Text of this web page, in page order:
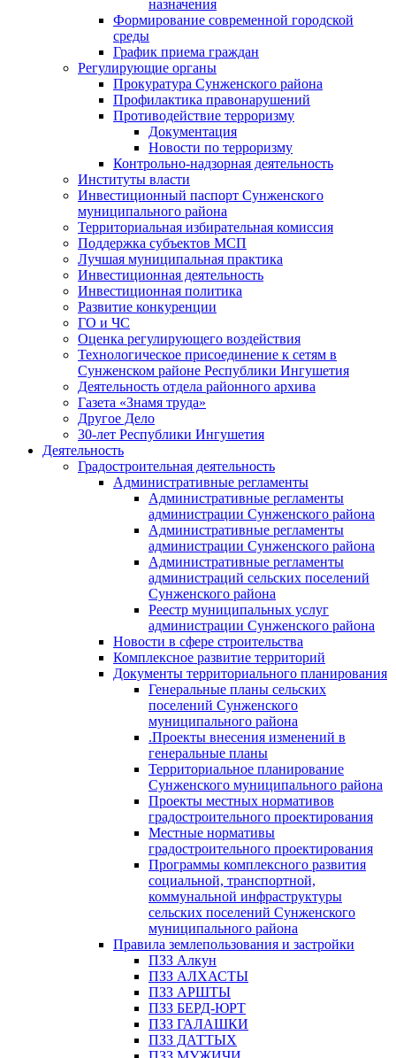
назначения
Формирование современной городской
среды
График приема граждан
Регулирующие органы
Прокуратура Сунженского района
Профилактика правонарушений
Противодействие терроризму
Документация
Новости по терроризму
Контрольно-надзорная деятельность
Институты власти
Инвестиционный паспорт Сунженского
муниципального района
Территориальная избирательная комиссия
Поддержка субъектов МСП
Лучшая муниципальная практика
Инвестиционная деятельность
Инвестиционная политика
Развитие конкуренции
ГО и ЧС
Оценка регулирующего воздействия
Технологическое присоединение к сетям в
Сунженском районе Республики Ингушетия
Деятельность отдела районного архива
Газета «Знамя труда»
Другое Дело
30-лет Республики Ингушетия
Деятельность
Градостроительная деятельность
Административные регламенты
Административные регламенты
администрации Сунженского района
Административные регламенты
администрации Сунженского района
Административные регламенты
администраций сельских поселений
Сунженского района
Реестр муниципальных услуг
администрации Сунженского района
Новости в сфере строительства
Комплексное развитие территорий
Документы территориального планирования
Генеральные планы сельских
поселений Сунженского
муниципального района
.Проекты внесения изменений в
генеральные планы
Территориальное планирование
Сунженского муниципального района
Проекты местных нормативов
градостроительного проектирования
Местные нормативы
градостроительного проектирования
Программы комплексного развития
социальной, транспортной,
коммунальной инфраструктуры
сельских поселений Сунженского
муниципального района
Правила землепользования и застройки
ПЗЗ Алкун
ПЗЗ АЛХАСТЫ
ПЗЗ АРШТЫ
ПЗЗ БЕРД-ЮРТ
ПЗЗ ГАЛАШКИ
ПЗЗ ДАТТЫХ